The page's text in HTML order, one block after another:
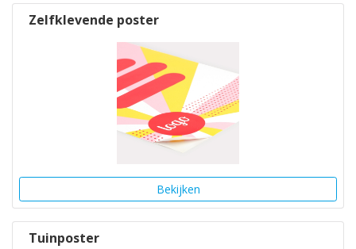
Zelfklevende poster
Bekijken
Tuinposter